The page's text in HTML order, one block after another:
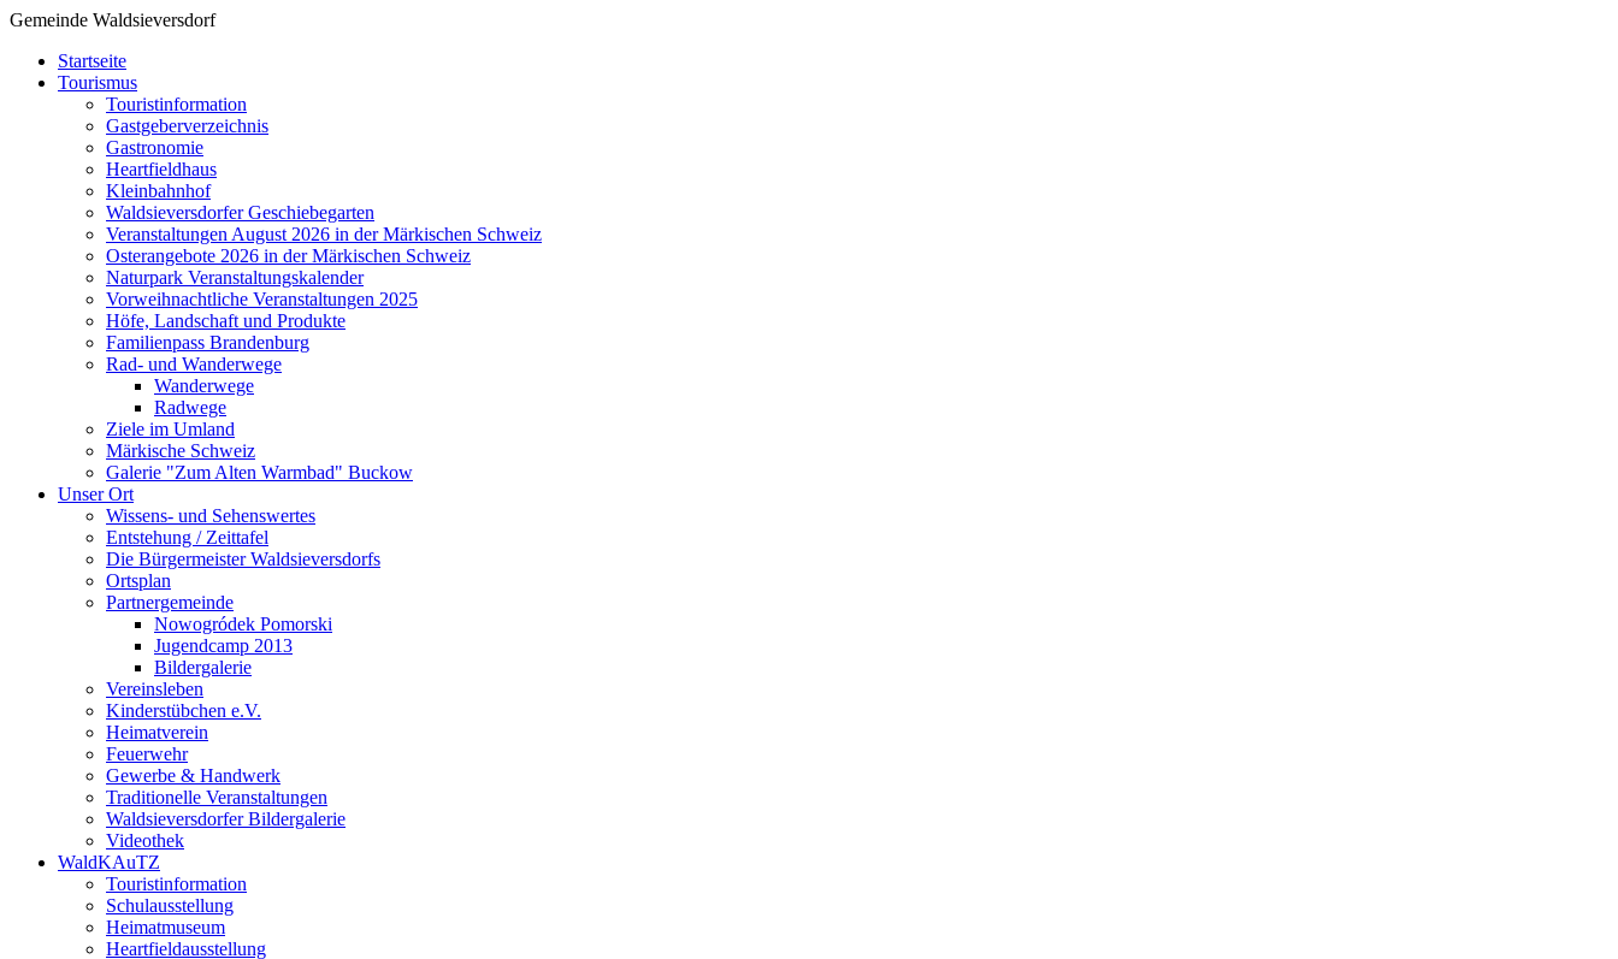
Gemeinde Waldsieversdorf
Startseite
Tourismus
Touristinformation
Gastgeberverzeichnis
Gastronomie
Heartfieldhaus
Kleinbahnhof
Waldsieversdorfer Geschiebegarten
Veranstaltungen August 2026 in der Märkischen Schweiz
Osterangebote 2026 in der Märkischen Schweiz
Naturpark Veranstaltungskalender
Vorweihnachtliche Veranstaltungen 2025
Höfe, Landschaft und Produkte
Familienpass Brandenburg
Rad- und Wanderwege
Wanderwege
Radwege
Ziele im Umland
Märkische Schweiz
Galerie "Zum Alten Warmbad" Buckow
Unser Ort
Wissens- und Sehenswertes
Entstehung / Zeittafel
Die Bürgermeister Waldsieversdorfs
Ortsplan
Partnergemeinde
Nowogródek Pomorski
Jugendcamp 2013
Bildergalerie
Vereinsleben
Kinderstübchen e.V.
Heimatverein
Feuerwehr
Gewerbe & Handwerk
Traditionelle Veranstaltungen
Waldsieversdorfer Bildergalerie
Videothek
WaldKAuTZ
Touristinformation
Schulausstellung
Heimatmuseum
Heartfieldausstellung